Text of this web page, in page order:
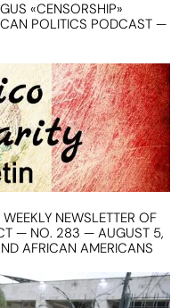
«CENSORSHIP»
POLITICS PODCAST —
NEWSLETTER OF
— NO. 283 — AUGUST 5,
AFRICAN AMERICANS